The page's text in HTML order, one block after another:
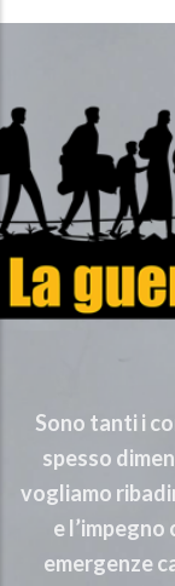
Sono tanti i
spesso
vogliamo
e
emergenze